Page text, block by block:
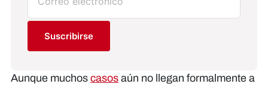
Suscribirse
Aunque muchos casos aún no llegan formalmente a